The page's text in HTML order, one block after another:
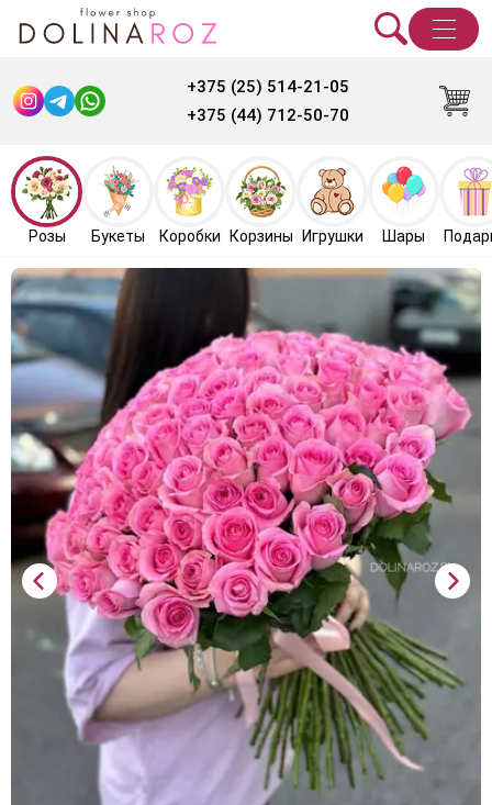
+375 (25) 514-21-05
+375 (44) 712-50-70
Розы Букеты Коробки Корзины Игрушки Шары